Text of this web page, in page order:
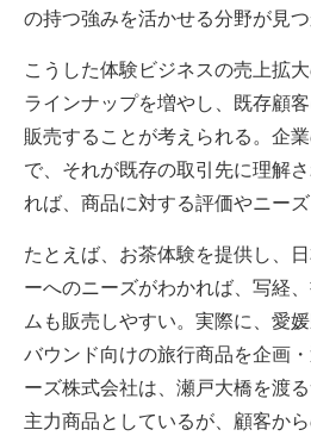
の持つ強みを活かせる分野が見つ
こうした体験ビジネスの売上拡
ラインナップを増やし、既存顧
販売することが考えられる。企
で、それが既存の取引先に理解
れば、商品に対する評価やニーズ
たとえば、お茶体験を提供し、
ーへのニーズがわかれば、写経
ムも販売しやすい。実際に、愛
バウンド向けの旅行商品を企画
ーズ株式会社は、瀬戸大橋を渡
主力商品としているが、顧客か